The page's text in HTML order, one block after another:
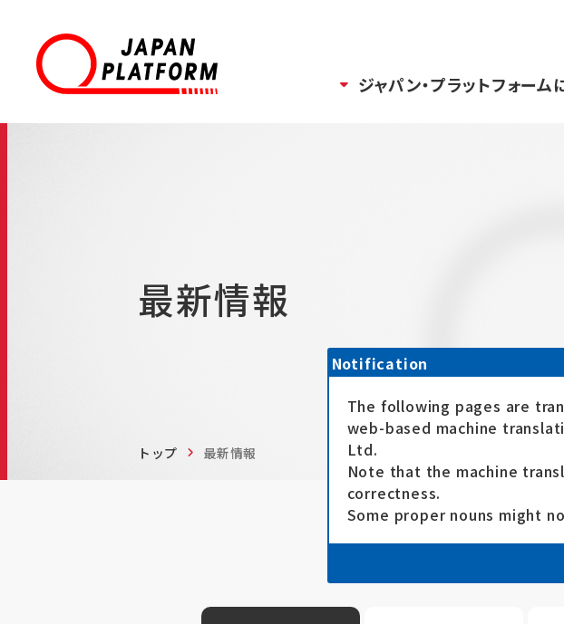
ジャパン・プラットフォーム
最新情報
トップ 最新情報
Notification
The following pages are
web-based machine
Ltd.
Note that the machine
correctness.
Some proper nouns might